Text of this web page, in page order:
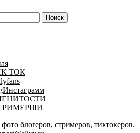
ТОК
Инстаграмм
блогеров, стримеров, тиктокеров.